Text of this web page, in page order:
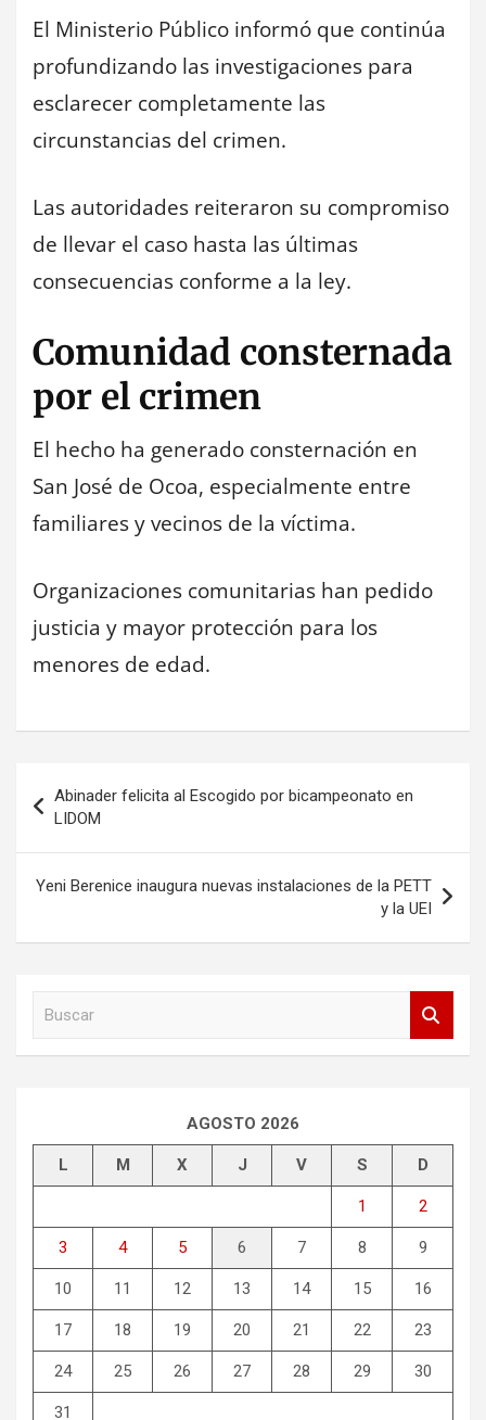
El Ministerio Público informó que continúa
profundizando las investigaciones para
esclarecer completamente las
circunstancias del crimen.
Las autoridades reiteraron su compromiso
de llevar el caso hasta las últimas
consecuencias conforme a la ley.
Comunidad consternada
por el crimen
El hecho ha generado consternación en
San José de Ocoa, especialmente entre
familiares y vecinos de la víctima.
Organizaciones comunitarias han pedido
justicia y mayor protección para los
menores de edad.
Navegación
de
entradas
Abinader felicita al Escogido por bicampeonato en
LIDOM
Yeni Berenice inaugura nuevas instalaciones de la PETT
y la UEI
AGOSTO 2026
L M X J V S D
1 2
3 4 5 6 7 8 9
10 11 12 13 14 15 16
17 18 19 20 21 22 23
24 25 26 27 28 29 30
31